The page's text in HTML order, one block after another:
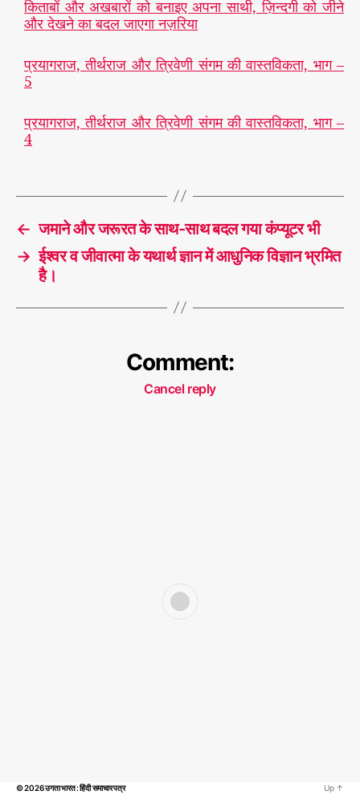
किताबों और अखबारों को बनाइए अपना साथी, ज़िन्दगी को जीने
और देखने का बदल जाएगा नज़रिया
प्रयागराज, तीर्थराज और त्रिवेणी संगम की वास्तविकता, भाग –
5
प्रयागराज, तीर्थराज और त्रिवेणी संगम की वास्तविकता, भाग –
4
T
g
फो
← जमाने और जरूरत के साथ-साथ बदल गया कंप्यूटर भी
→ ईश्वर व जीवात्मा के यथार्थ ज्ञान में आधुनिक विज्ञान भ्रमित
है।
Comment:
Cancel reply
© 2026उगता भारत : हिंदी समाचार पत्र Up ↑